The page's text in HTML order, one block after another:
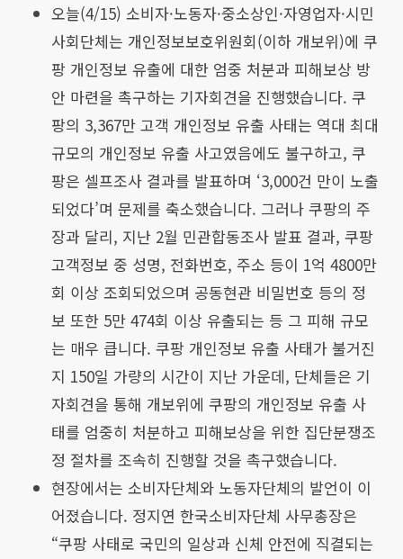
오늘(4/15) 소비자·노동자·중소상인·자영업자·시민
사회단체는 개인정보보호위원회(이하 개보위)에 쿠
팡 개인정보 유출에 대한 엄중 처분과 피해보상 방
안 마련을 촉구하는 기자회견을 진행했습니다. 쿠
팡의 3,367만 고객 개인정보 유출 사태는 역대 최대
규모의 개인정보 유출 사고였음에도 불구하고, 쿠
팡은 셀프조사 결과를 발표하며 ‘3,000건 만이 노출
되었다’며 문제를 축소했습니다. 그러나 쿠팡의 주
장과 달리, 지난 2월 민관합동조사 발표 결과, 쿠팡
고객정보 중 성명, 전화번호, 주소 등이 1억 4800만
회 이상 조회되었으며 공동현관 비밀번호 등의 정
보 또한 5만 474회 이상 유출되는 등 그 피해 규모
는 매우 큽니다. 쿠팡 개인정보 유출 사태가 불거진
지 150일 가량의 시간이 지난 가운데, 단체들은 기
자회견을 통해 개보위에 쿠팡의 개인정보 유출 사
태를 엄중히 처분하고 피해보상을 위한 집단분쟁조
정 절차를 조속히 진행할 것을 촉구했습니다.
현장에서는 소비자단체와 노동자단체의 발언이 이
어졌습니다. 정지연 한국소비자단체 사무총장은
“쿠팡 사태로 국민의 일상과 신체 안전에 직결되는